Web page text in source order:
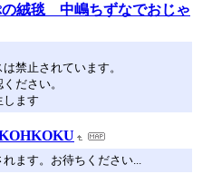
の絨毯 中嶋ちずなでおじゃ
禁止されています。
ださい。
します
ます。お待ちください...